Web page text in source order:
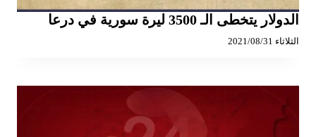
الدولار يتخطى الـ 3500 ليرة سورية في درعا
الثلاثاء 2021/08/31